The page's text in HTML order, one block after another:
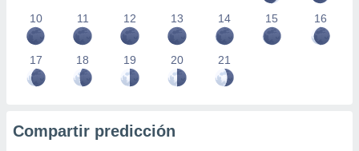
10 11 12 13 14 15 16
17 18 19 20 21
Compartir predicción